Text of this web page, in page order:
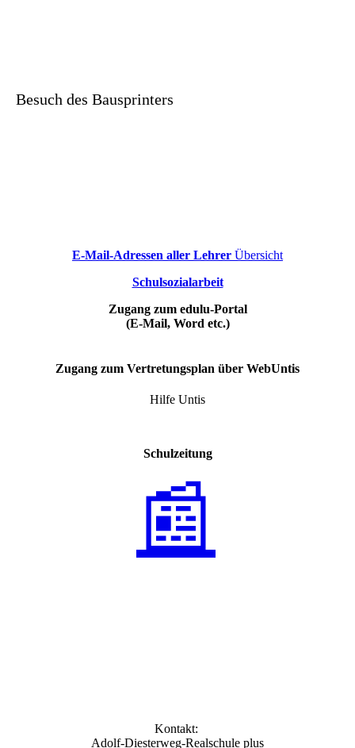
Besuch des Bausprinters
E-Mail-Adressen aller Lehrer Übersicht
Schulsozialarbeit
Zugang zum edulu-Portal
(E-Mail, Word etc.)
Zugang zum Vertretungsplan über WebUntis
Hilfe Untis
Schulzeitung
📰
Kontakt:
Adolf-Diesterweg-Realschule plus